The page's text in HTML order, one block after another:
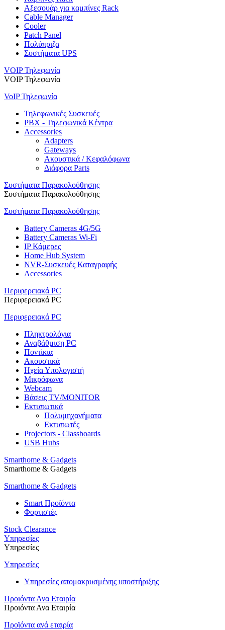
Αξεσουάρ για καμπίνες Rack
Cable Manager
Cooler
Patch Panel
Πολύπριζα
Συστήματα UPS
VOIP Τηλεφωνία
VOIP Τηλεφωνία
VoIP Τηλεφωνία
Τηλεφωνικές Συσκευές
PBX - Τηλεφωνικά Κέντρα
Accessories
Adapters
Gateways
Ακουστικά / Κεφαλόφωνα
Διάφορα Parts
Συστήματα Παρακολούθησης
Συστήματα Παρακολούθησης
Συστήματα Παρακολούθησης
Battery Cameras 4G/5G
Battery Cameras Wi-Fi
IP Κάμερες
Home Hub System
NVR-Συσκευές Καταγραφής
Accessories
Περιφερειακά PC
Περιφερειακά PC
Περιφερειακά PC
Πληκτρολόγια
Αναβάθμιση PC
Ποντίκια
Ακουστικά
Ηχεία Υπολογιστή
Μικρόφωνα
Webcam
Βάσεις TV/MONITOR
Εκτυπωτικά
Πολυμηχανήματα
Εκτυπωτές
Projectors - Classboards
USB Hubs
Smarthome & Gadgets
Smarthome & Gadgets
Smarthome & Gadgets
Smart Προϊόντα
Φορτιστές
Stock Clearance
Υπηρεσίες
Υπηρεσίες
Υπηρεσίες
Υπηρεσίες απομακρυσμένης υποστήριξης
Προιόντα Ανα Εταιρία
Προιόντα Ανα Εταιρία
Προϊόντα ανά εταιρία